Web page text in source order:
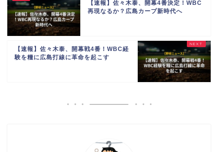
【速報】佐々木泰、開幕4番決定！WBC
再現なるか？広島カープ新時代へ
【速報】佐々木泰、開幕戦4番！WBC経
験を糧に広島打線に革命を起こす